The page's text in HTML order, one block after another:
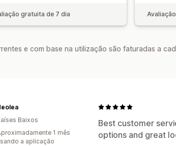
gratuita de 7 dia
e com base na utilização são faturadas a
Best customer
options and great
Baixos
1 mês
a aplicação